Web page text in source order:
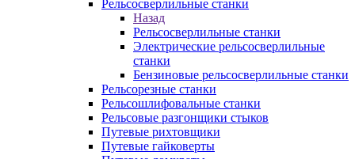
Рельсосверлильные станки
Назад
Рельсосверлильные станки
Электрические рельсосверлильные
станки
Бензиновые рельсосверлильные станки
Рельсорезные станки
Рельсошлифовальные станки
Рельсовые разгонщики стыков
Путевые рихтовщики
Путевые гайковерты